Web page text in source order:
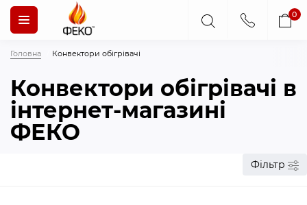
0
Головна Конвектори обігрівачі
Конвектори обігрівачі в
інтернет-магазині
ФЕКО
Фільтр